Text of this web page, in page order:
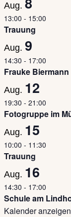
Aug.
13:00 - 15:00
Trauung
Aug. 9
14:30 - 17:00
Frauke Biermann
Aug. 12
19:30 - 21:00
Fotogruppe im
Aug. 15
10:00 - 11:30
Trauung
Aug. 16
14:30 - 17:00
Schule am
Kalender anzeigen